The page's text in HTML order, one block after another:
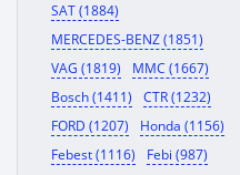
SAT (1884)
MERCEDES-BENZ (1851)
VAG (1819)
MMC (1667)
Bosch (1411)
CTR (1232)
FORD (1207)
Honda (1156)
Febest (1116)
Febi (987)